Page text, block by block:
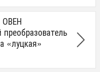
«луцкая»